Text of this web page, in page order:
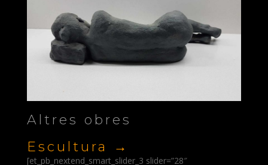
Altres obres
Escultura →
[et_pb_nextend_smart_slider_3 slider=”28″